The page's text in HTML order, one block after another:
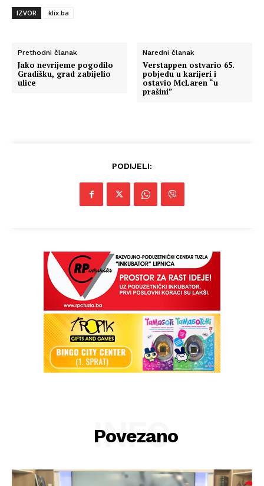
IZVOR klix.ba
Prethodni članak
Jako nevrijeme pogodilo
Gradišku, grad zabijelio
ulice
Naredni članak
Verstappen ostvario 65.
pobjedu u karijeri i
ostavio McLaren “u
prašini”
PODIJELI:
Povezano
INFO